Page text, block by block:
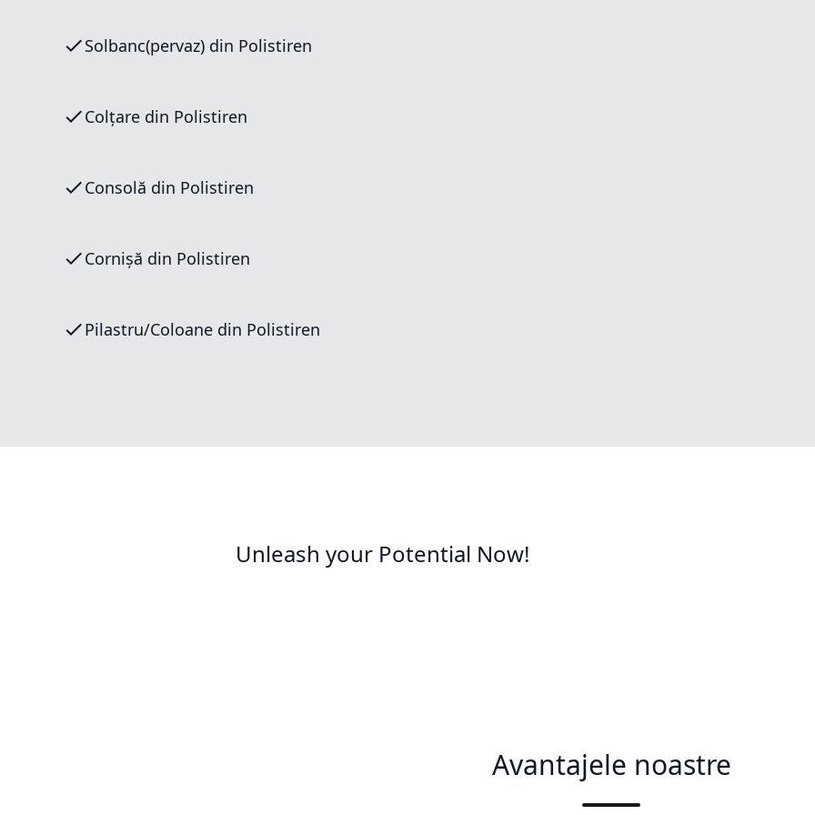
Solbanc(pervaz) din Polistiren
Colțare din Polistiren
Consolă din Polistiren
Cornișă din Polistiren
Pilastru/Coloane din Polistiren
Unleash your Potential Now!
Avantajele noastre